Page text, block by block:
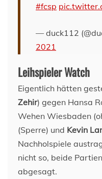
#fcsp
— duck112
2021
Leihspieler Watch
Eigentlich hätten
Zehir) gegen Hansa
Wehen Wiesbaden
(Sperre) und Kevin
Nachholspiele
nicht so, beide
abgesagt.